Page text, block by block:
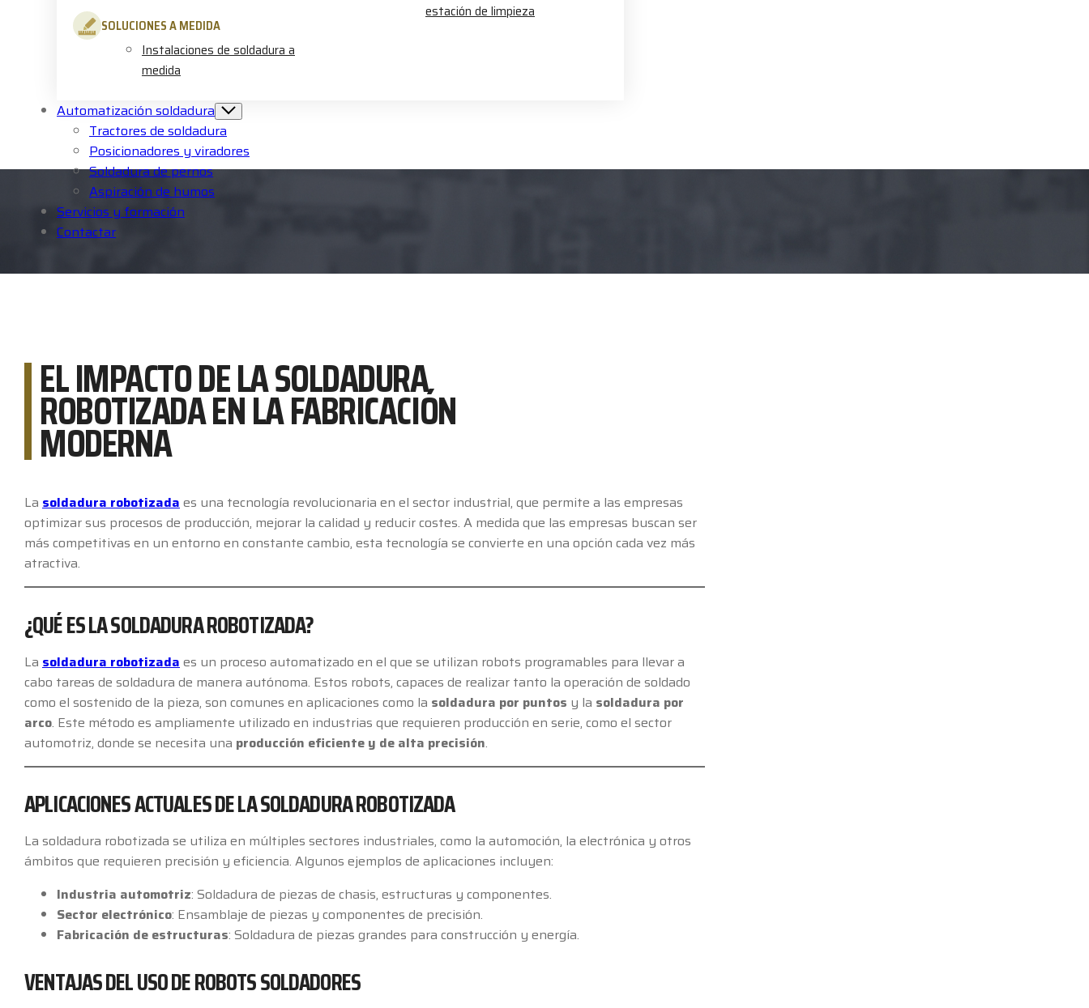
SOLUCIONES A MEDIDA
Instalaciones de soldadura a
medida
estación de limpieza
Automatización soldadura
Tractores de soldadura
Posicionadores y viradores
Soldadura de pernos
Aspiración de humos
Servicios y formación
Contactar
EL IMPACTO DE LA SOLDADURA
ROBOTIZADA EN LA FABRICACIÓN
MODERNA
La soldadura robotizada es una tecnología revolucionaria en el sector industrial, que permite a las empresas
optimizar sus procesos de producción, mejorar la calidad y reducir costes. A medida que las empresas buscan ser
más competitivas en un entorno en constante cambio, esta tecnología se convierte en una opción cada vez más
atractiva.
¿QUÉ ES LA SOLDADURA ROBOTIZADA?
La soldadura robotizada es un proceso automatizado en el que se utilizan robots programables para llevar a
cabo tareas de soldadura de manera autónoma. Estos robots, capaces de realizar tanto la operación de soldado
como el sostenido de la pieza, son comunes en aplicaciones como la soldadura por puntos y la soldadura por
arco. Este método es ampliamente utilizado en industrias que requieren producción en serie, como el sector
automotriz, donde se necesita una producción eficiente y de alta precisión.
APLICACIONES ACTUALES DE LA SOLDADURA ROBOTIZADA
La soldadura robotizada se utiliza en múltiples sectores industriales, como la automoción, la electrónica y otros
ámbitos que requieren precisión y eficiencia. Algunos ejemplos de aplicaciones incluyen:
Industria automotriz: Soldadura de piezas de chasis, estructuras y componentes.
Sector electrónico: Ensamblaje de piezas y componentes de precisión.
Fabricación de estructuras: Soldadura de piezas grandes para construcción y energía.
VENTAJAS DEL USO DE ROBOTS SOLDADORES